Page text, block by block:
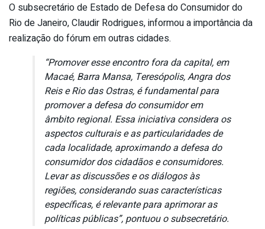
O subsecretário de Estado de Defesa do Consumidor do
Rio de Janeiro, Claudir Rodrigues, informou a importância da
realização do fórum em outras cidades.
“Promover esse encontro fora da capital, em
Macaé, Barra Mansa, Teresópolis, Angra dos
Reis e Rio das Ostras, é fundamental para
promover a defesa do consumidor em
âmbito regional. Essa iniciativa considera os
aspectos culturais e as particularidades de
cada localidade, aproximando a defesa do
consumidor dos cidadãos e consumidores.
Levar as discussões e os diálogos às
regiões, considerando suas características
específicas, é relevante para aprimorar as
políticas públicas”, pontuou o subsecretário.